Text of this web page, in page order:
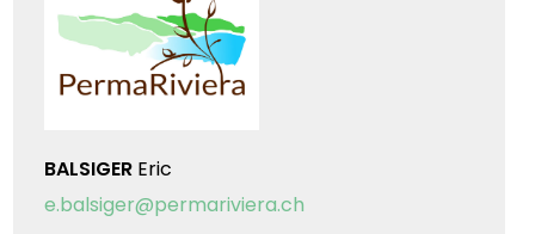
BALSIGER Eric
e.balsiger@permariviera.ch